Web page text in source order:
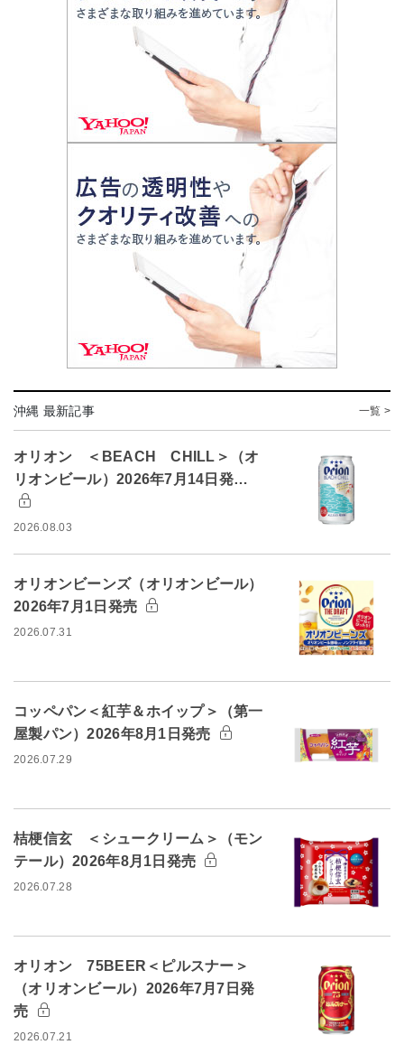
沖縄 最新記事 一覧 >
オリオン ＜BEACH CHILL＞（オ
リオンビール）2026年7月14日発…
2026.08.03
オリオンビーンズ（オリオンビール）
2026年7月1日発売
2026.07.31
コッペパン＜紅芋＆ホイップ＞（第一
屋製パン）2026年8月1日発売
2026.07.29
桔梗信玄 ＜シュークリーム＞（モン
テール）2026年8月1日発売
2026.07.28
オリオン 75BEER＜ピルスナー＞
（オリオンビール）2026年7月7日発
売
2026.07.21